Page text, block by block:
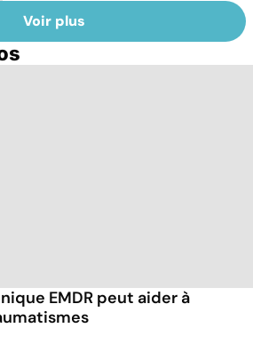
Voir plus
EMDR peut aider à